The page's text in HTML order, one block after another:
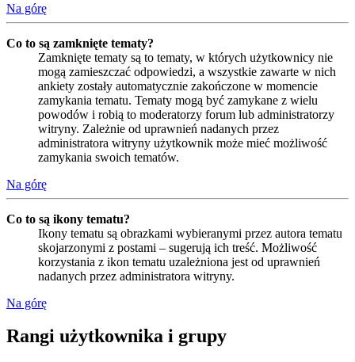
Na górę
Co to są zamknięte tematy?
Zamknięte tematy są to tematy, w których użytkownicy nie
mogą zamieszczać odpowiedzi, a wszystkie zawarte w nich
ankiety zostały automatycznie zakończone w momencie
zamykania tematu. Tematy mogą być zamykane z wielu
powodów i robią to moderatorzy forum lub administratorzy
witryny. Zależnie od uprawnień nadanych przez
administratora witryny użytkownik może mieć możliwość
zamykania swoich tematów.
Na górę
Co to są ikony tematu?
Ikony tematu są obrazkami wybieranymi przez autora tematu
skojarzonymi z postami – sugerują ich treść. Możliwość
korzystania z ikon tematu uzależniona jest od uprawnień
nadanych przez administratora witryny.
Na górę
Rangi użytkownika i grupy